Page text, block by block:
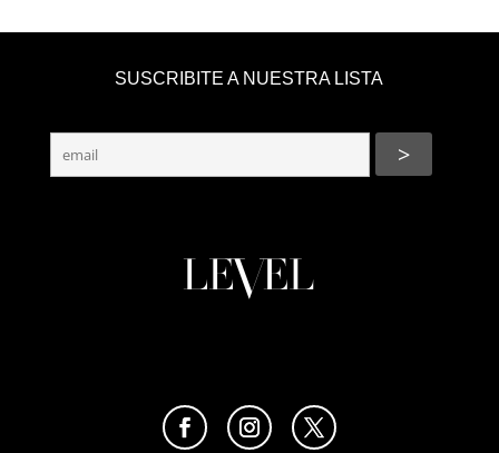
SUSCRIBITE A NUESTRA LISTA